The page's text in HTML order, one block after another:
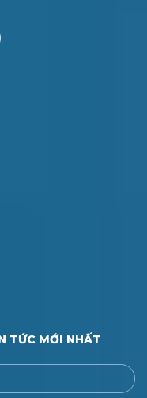
TỨC MỚI NHẤT